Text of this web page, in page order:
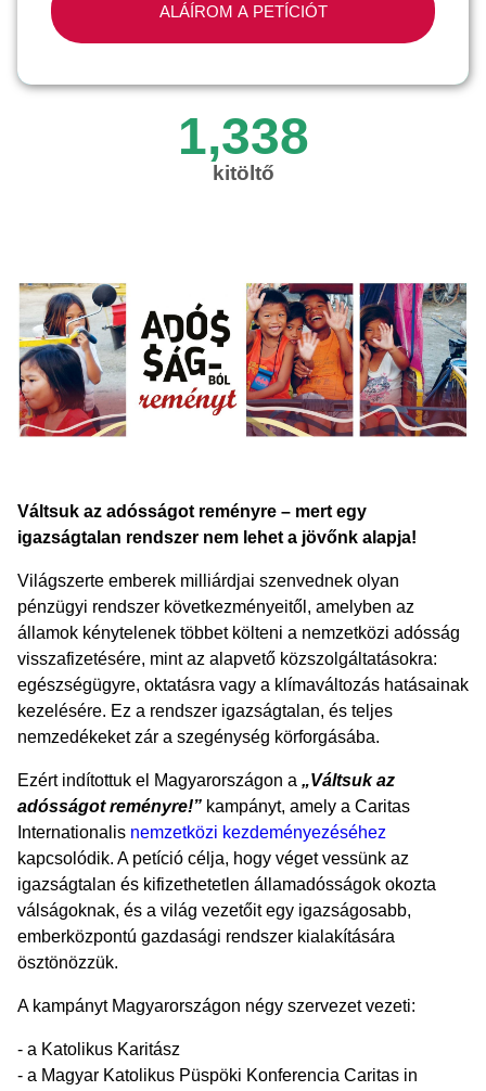
ALÁÍROM A PETÍCIÓT
1,338
kitöltő
Váltsuk az adósságot reményre – mert egy
igazságtalan rendszer nem lehet a jövőnk alapja!
Világszerte emberek milliárdjai szenvednek olyan
pénzügyi rendszer következményeitől, amelyben az
államok kénytelenek többet költeni a nemzetközi adósság
visszafizetésére, mint az alapvető közszolgáltatásokra:
egészségügyre, oktatásra vagy a klímaváltozás hatásainak
kezelésére. Ez a rendszer igazságtalan, és teljes
nemzedékeket zár a szegénység körforgásába.
Ezért indítottuk el Magyarországon a „Váltsuk az
adósságot reményre!” kampányt, amely a Caritas
Internationalis nemzetközi kezdeményezéséhez
kapcsolódik. A petíció célja, hogy véget vessünk az
igazságtalan és kifizethetetlen államadósságok okozta
válságoknak, és a világ vezetőit egy igazságosabb,
emberközpontú gazdasági rendszer kialakítására
ösztönözzük.
A kampányt Magyarországon négy szervezet vezeti:
- a Katolikus Karitász
- a Magyar Katolikus Püspöki Konferencia Caritas in